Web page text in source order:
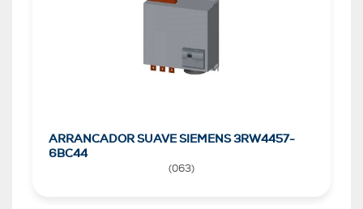
ARRANCADOR SUAVE SIEMENS 3RW4457-
6BC44
(063)